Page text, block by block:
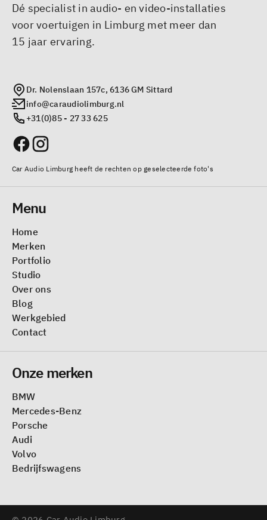
Dé specialist in audio- en video-installaties
voor voertuigen in Limburg met meer dan
15 jaar ervaring.
Dr. Nolenslaan 157c, 6136 GM Sittard
info@caraudiolimburg.nl
+31(0)85 - 27 33 625
Car Audio Limburg heeft de rechten op geselecteerde foto's
Menu
Home
Merken
Portfolio
Studio
Over ons
Blog
Werkgebied
Contact
Onze merken
BMW
Mercedes-Benz
Porsche
Audi
Volvo
Bedrijfswagens